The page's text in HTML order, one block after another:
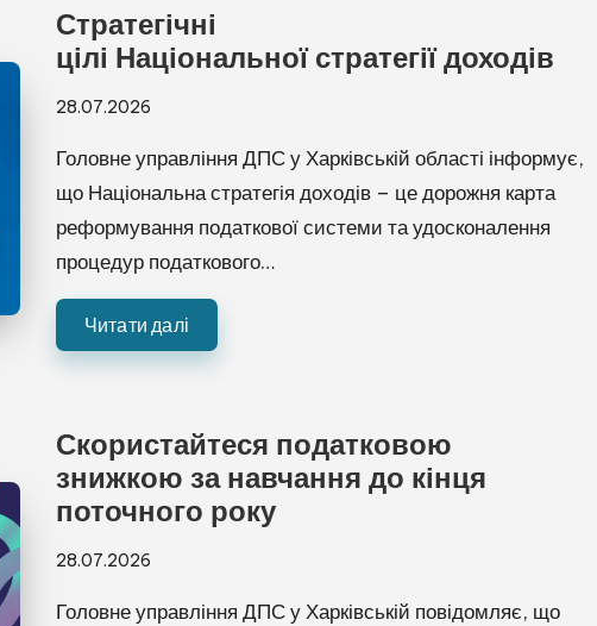
Стратегічні
цілі Національної стратегії доходів
28.07.2026
Головне управління ДПС у Харківській області інформує,
що Національна стратегія доходів – це дорожня карта
реформування податкової системи та удосконалення
процедур податкового…
Читати далі
Скористайтеся податковою
знижкою за навчання до кінця
поточного року
28.07.2026
Головне управління ДПС у Харківській повідомляє, що
🌈 Кольорові
➖ Сховати панель